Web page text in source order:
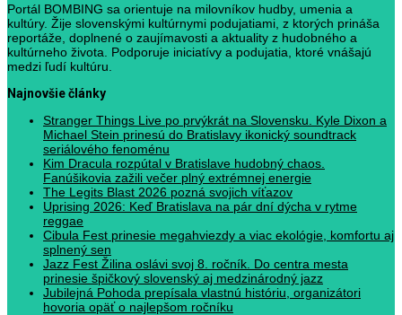
Portál BOMBING sa orientuje na milovníkov hudby, umenia a
kultúry. Žije slovenskými kultúrnymi podujatiami, z ktorých prináša
reportáže, doplnené o zaujímavosti a aktuality z hudobného a
kultúrneho života. Podporuje iniciatívy a podujatia, ktoré vnášajú
medzi ľudí kultúru.
Najnovšie články
Stranger Things Live po prvýkrát na Slovensku. Kyle Dixon a
Michael Stein prinesú do Bratislavy ikonický soundtrack
seriálového fenoménu
Kim Dracula rozpútal v Bratislave hudobný chaos.
Fanúšikovia zažili večer plný extrémnej energie
The Legits Blast 2026 pozná svojich víťazov
Uprising 2026: Keď Bratislava na pár dní dýcha v rytme
reggae
Cibula Fest prinesie megahviezdy a viac ekológie, komfortu aj
splnený sen
Jazz Fest Žilina oslávi svoj 8. ročník. Do centra mesta
prinesie špičkový slovenský aj medzinárodný jazz
Jubilejná Pohoda prepísala vlastnú históriu, organizátori
hovoria opäť o najlepšom ročníku